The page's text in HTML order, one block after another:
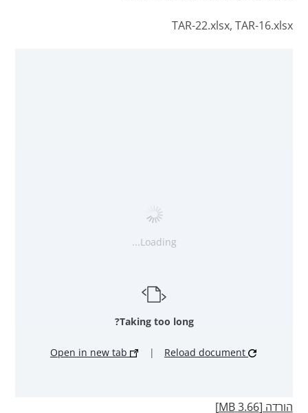
TAR-22.xlsx, TAR-16.xlsx
Loading...
Taking too long?
|
הורדה [3.66 MB]